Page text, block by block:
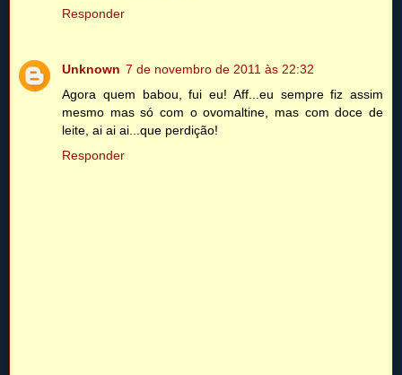
Responder
Unknown 7 de novembro de 2011 às 22:32
Agora quem babou, fui eu! Aff...eu sempre fiz assim
mesmo mas só com o ovomaltine, mas com doce de
leite, ai ai ai...que perdição!
Responder